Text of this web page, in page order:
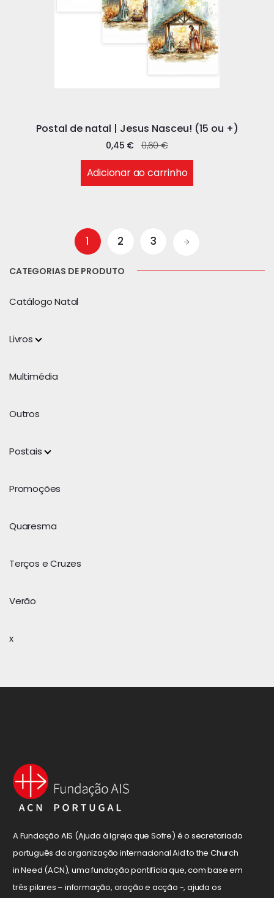
Postal de natal | Jesus Nasceu! (15 ou +)
0,60€
0,45 €
Adicionar ao carrinho
1 2 3
CATEGORIAS DE PRODUTO
Catálogo Natal
Livros
Multimédia
Outros
Postais
Promoções
Quaresma
Terços e Cruzes
Verão
x
A Fundação AIS (Ajuda à Igreja que Sofre) é o secretariado
português da organização internacional Aid to the Church
in Need (ACN), uma fundação pontifícia que, com base em
três pilares – informação, oração e acção -, ajuda os